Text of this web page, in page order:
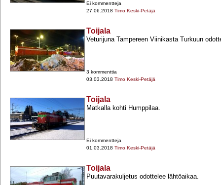
Ei kommentteja
27.06.2018 Timo Keski-Petäjä
Toijala
Veturijuna Tampereen Viinikasta Turkuun
3 kommenttia
03.03.2018 Timo Keski-Petäjä
Toijala
Matkalla kohti Humppilaa.
Ei kommentteja
01.03.2018 Timo Keski-Petäjä
Toijala
Puutavarakuljetus odottelee lähtöaikaa.